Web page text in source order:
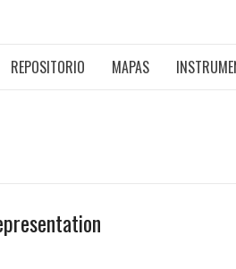
REPOSITORIO MAPAS